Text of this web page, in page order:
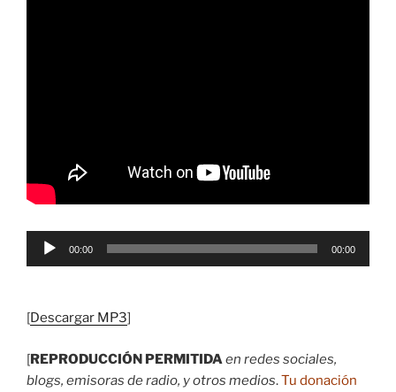
Reproductor
00:00 00:00
[Descargar MP3]
[REPRODUCCIÓN PERMITIDAen redes sociales,
blogs, emisoras de radio, y otros medios.Tu donación